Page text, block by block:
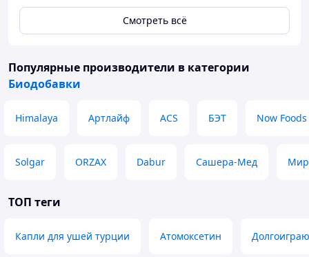
Смотреть всё
Популярные производители в категории
Биодобавки
Himalaya Артлайф ACS БЭТ Now Foods
Solgar ORZAX Dabur Сашера-Мед
ТОП теги
Капли для ушей турции Атомоксетин